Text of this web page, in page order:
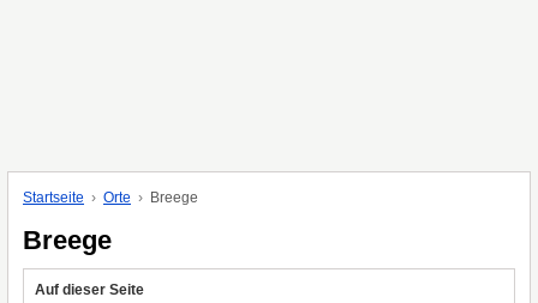
Startseite Orte Breege
Breege
Auf dieser Seite